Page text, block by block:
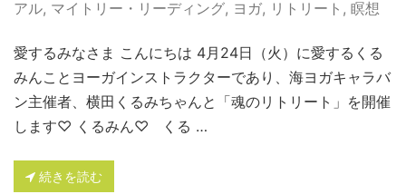
アル, マイトリー・リーディング, ヨガ, リトリート , 瞑想
愛するみなさま こんにちは 4月24日（火）に愛するくる
みんことヨーガインストラクターであり、海ヨガキャラバ
ン主催者、横田くるみちゃんと「魂のリトリート」を開催
します♡ くるみん♡ くる …
続きを読む